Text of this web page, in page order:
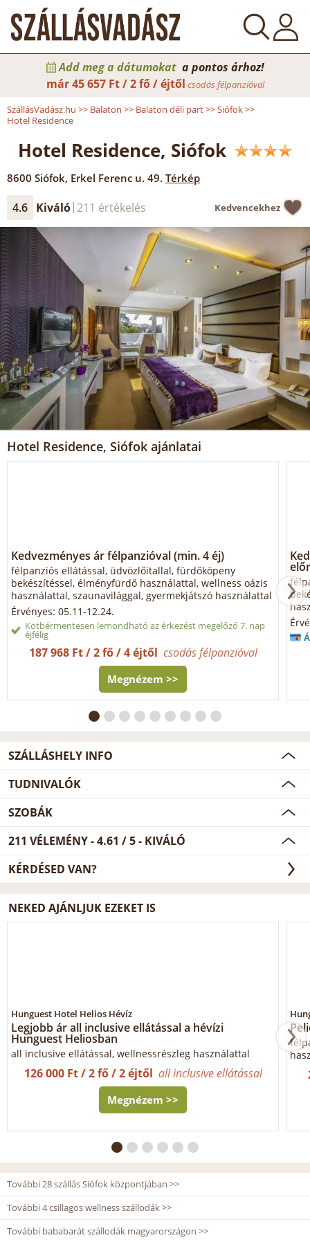
Add meg a dátumokat a pontos árhoz!
már45 657 Ft / 2 fő / éjtől csodás félpanzióval
SzállásVadász.hu >> Balaton >> Balaton déli part>>Siófok>>
Hotel Residence
Hotel Residence, Siófok
8600 Siófok, Erkel Ferenc u. 49. Térkép
4.6 Kiváló 211 értékelés Kedvencekhez
Hotel Residence, Siófok ajánlatai
Kedvezményes ár félpanzióval (min. 4 éj)
félpanziós ellátással, üdvözlőitallal, fürdőköpeny
bekészítéssel, élményfürdő használattal, wellness oázis
használattal, szaunavilággal, gyermekjátszó használattal
Érvényes: 05.11-12.24.
Kötbérmentesen lemondható az érkezést megelőző 7. nap
éjfélig
187 968 Ft / 2 fő / 4 éjtől csodás félpanzióval
Megnézem >>
SZÁLLÁSHELY INFO
TUDNIVALÓK
SZOBÁK
211 VÉLEMÉNY -4.61 /5- KIVÁLÓ
KÉRDÉSED VAN?
NEKED AJÁNLJUK EZEKET IS
Hunguest Hotel Helios Hévíz
Legjobb ár all inclusive ellátással a hévízi
Hunguest Heliosban
all inclusive ellátással, wellnessrészleg használattal
126 000 Ft / 2 fő / 2 éjtől all inclusive ellátással
Megnézem >>
További 28 szállás Siófok központjában >>
További 4 csillagos wellness szállodák >>
További bababarát szállodák magyarországon >>